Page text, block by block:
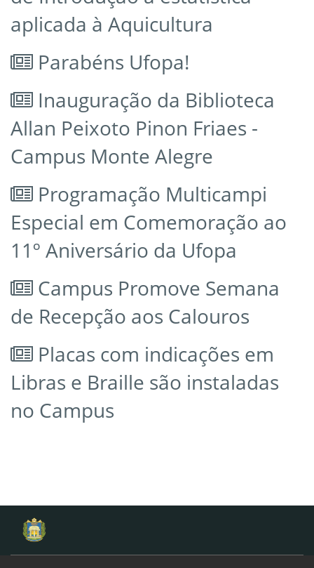
aplicada à Aquicultura
Parabéns Ufopa!
Inauguração da Biblioteca
Allan Peixoto Pinon Friaes -
Campus Monte Alegre
Programação Multicampi
Especial em Comemoração ao
11º Aniversário da Ufopa
Campus Promove Semana
de Recepção aos Calouros
Placas com indicações em
Libras e Braille são instaladas
no Campus